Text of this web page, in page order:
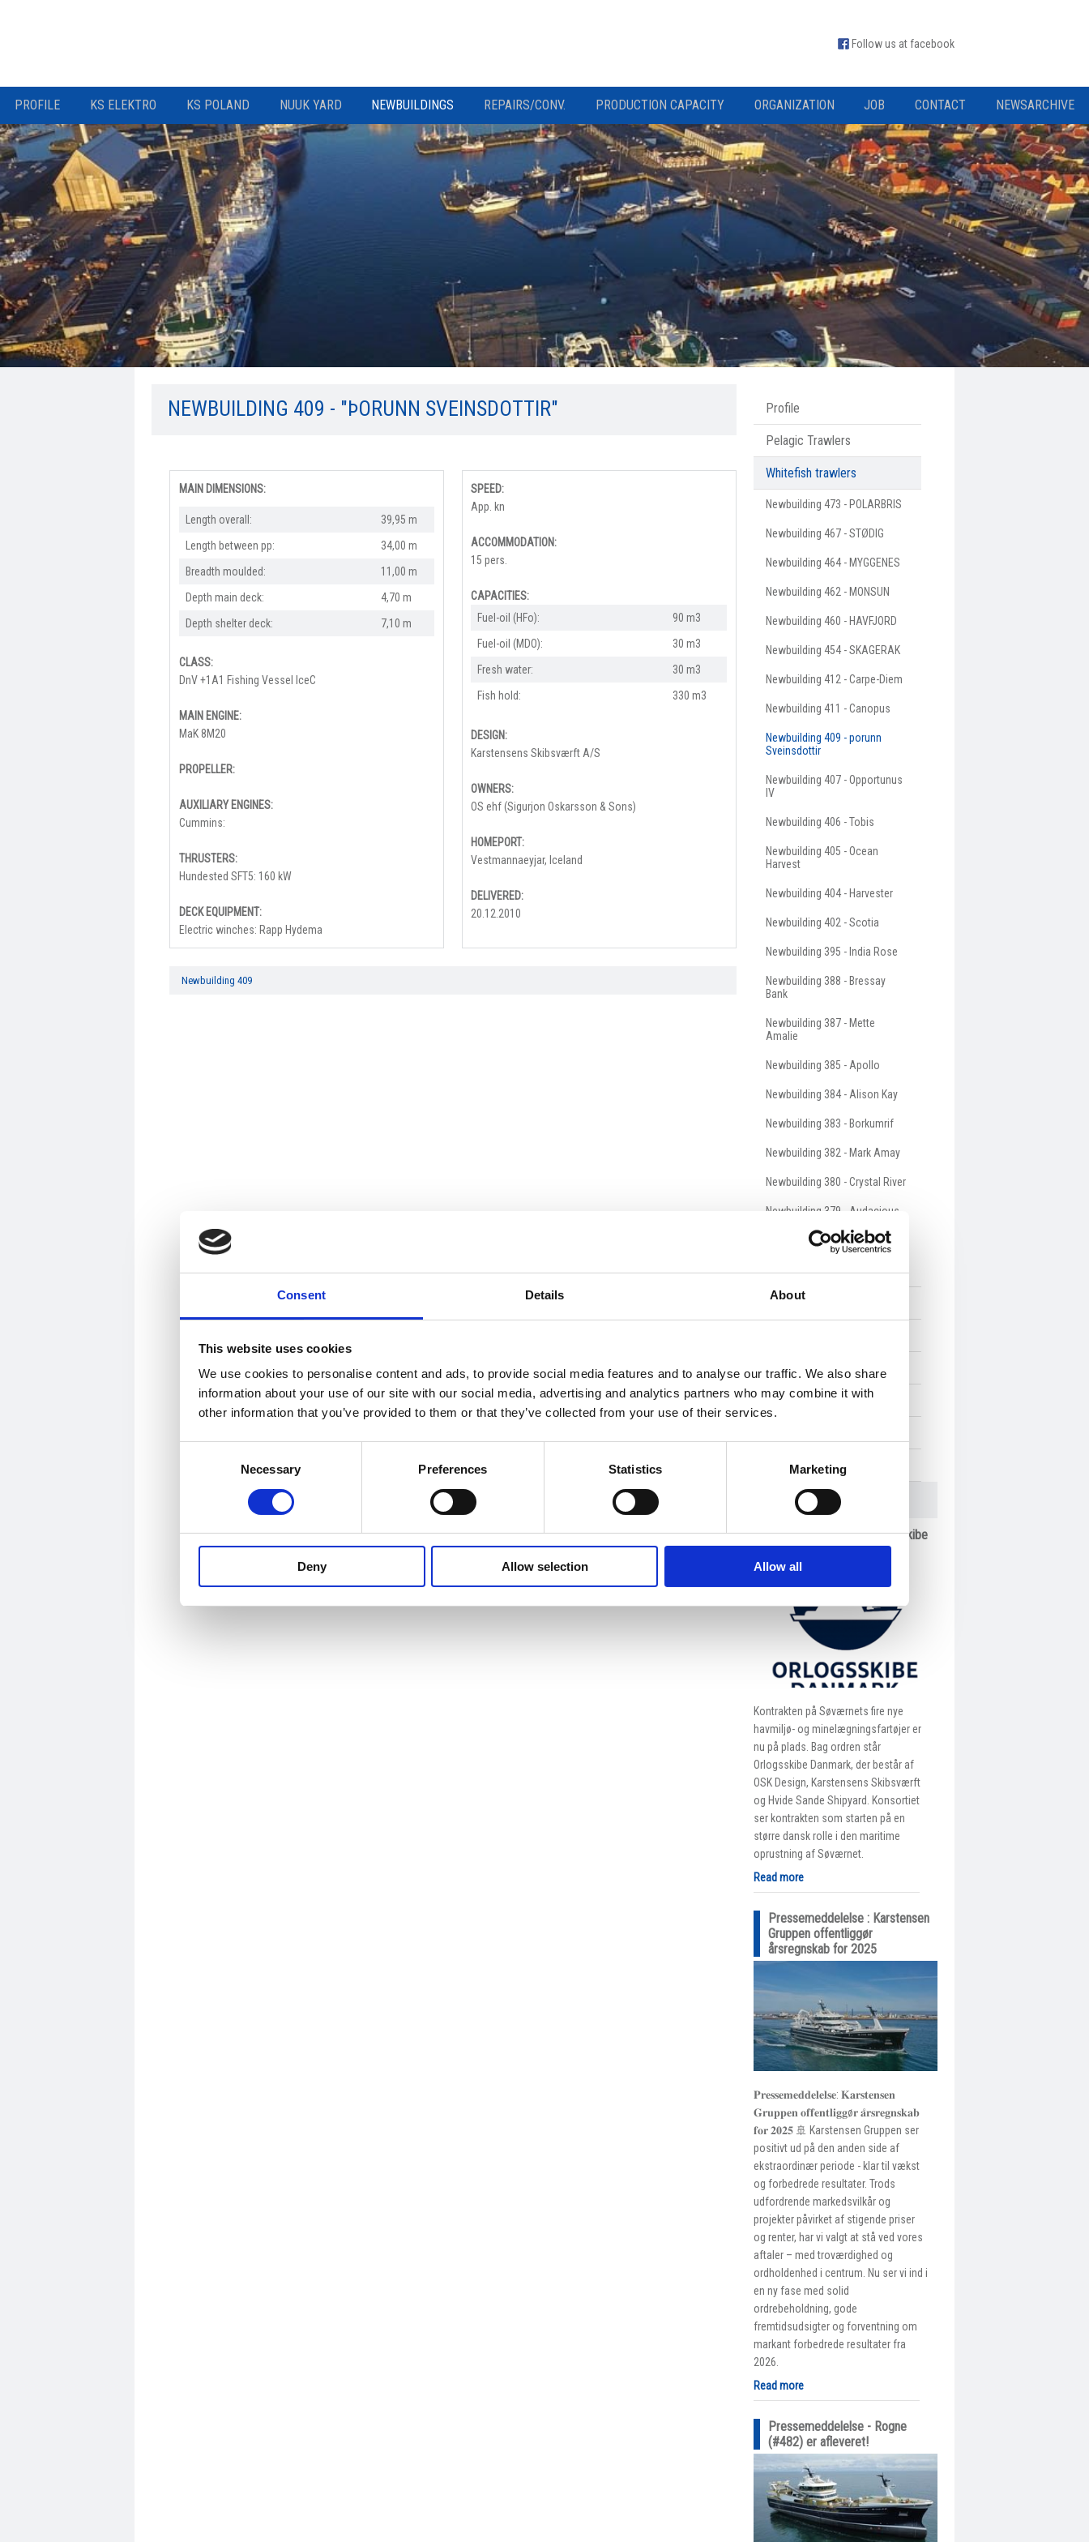
Consent Details About
This website uses cookies
We use cookies to personalise content and ads, to provide social media features and to analyse our traffic. We also share
information about your use of our site with our social media, advertising and analytics partners who may combine it with
other information that you’ve provided to them or that they’ve collected from your use of their services.
Necessary Preferences Statistics Marketing
Deny Allow selection Allow all
Follow us at facebook
PROFILE KS ELEKTRO KS POLAND NUUK YARD NEWBUILDINGS REPAIRS/CONV. PRODUCTION CAPACITY ORGANIZATION JOB CONTACT NEWSARCHIVE
NEWBUILDING 409 - "ÞORUNN SVEINSDOTTIR"
MAIN DIMENSIONS:
Length overall:​
39,95 m
Length between pp:
34,00 m
Breadth moulded:
11,00 m
Depth main deck:
4,70 m
Depth shelter deck:
7,10 m
CLASS:
DnV +1A1 Fishing Vessel IceC
MAIN ENGINE:
MaK 8M20
PROPELLER:
AUXILIARY ENGINES:
Cummins:
THRUSTERS:
Hundested SFT5: 160 kW
DECK EQUIPMENT:
Electric winches: Rapp Hydema
SPEED:
App. kn
ACCOMMODATION:
15 pers.
CAPACITIES:
Fuel-oil (HFo):
90 m3
Fuel-oil (MDO):
30 m3
Fresh water:
30 m3
Fish hold:
330 m3
DESIGN:
Karstensens Skibsværft A/S
OWNERS:
OS ehf (Sigurjon Oskarsson & Sons)
HOMEPORT:
Vestmannaeyjar, Iceland
DELIVERED:
20.12.2010
Newbuilding 409
Profile
Pelagic Trawlers
Whitefish trawlers
Newbuilding 473 - POLARBRIS
Newbuilding 467 - STØDIG
Newbuilding 464 - MYGGENES
Newbuilding 462 - MONSUN
Newbuilding 460 - HAVFJORD
Newbuilding 454 - SKAGERAK
Newbuilding 412 - Carpe-Diem
Newbuilding 411 - Canopus
Newbuilding 409 - porunn
Sveinsdottir
Newbuilding 407 - Opportunus
IV
Newbuilding 406 - Tobis
Newbuilding 405 - Ocean
Harvest
Newbuilding 404 - Harvester
Newbuilding 402 - Scotia
Newbuilding 395 - India Rose
Newbuilding 388 - Bressay
Bank
Newbuilding 387 - Mette
Amalie
Newbuilding 385 - Apollo
Newbuilding 384 - Alison Kay
Newbuilding 383 - Borkumrif
Newbuilding 382 - Mark Amay
Newbuilding 380 - Crystal River
Newbuilding 379 - Audacious
Newbuilding 376 - Westro
Miscellaneous Trawlers
Ferries
Yachts
Vessels on order
Historic Photo Archive
NEWS​
Pressemeddelelse - Orlogskibe
Danmark - Kontrakt med
Søværnet
Kontrakten på Søværnets fire nye
havmiljø- og minelægningsfartøjer er
nu på plads. Bag ordren står
Orlogsskibe Danmark, der består af
OSK Design, Karstensens Skibsværft
og Hvide Sande Shipyard. Konsortiet
ser kontrakten som starten på en
større dansk rolle i den maritime
oprustning af Søværnet.
Read more
Pressemeddelelse : Karstensen
Gruppen offentliggør
årsregnskab for 2025
𝐏𝐫𝐞𝐬𝐬𝐞𝐦𝐞𝐝𝐝𝐞𝐥𝐞𝐥𝐬𝐞: 𝐊𝐚𝐫𝐬𝐭𝐞𝐧𝐬𝐞𝐧
𝐆𝐫𝐮𝐩𝐩𝐞𝐧 𝐨𝐟𝐟𝐞𝐧𝐭𝐥𝐢𝐠𝐠ø𝐫 𝐚̊𝐫𝐬𝐫𝐞𝐠𝐧𝐬𝐤𝐚𝐛
𝐟𝐨𝐫 𝟐𝟎𝟐𝟓 🚢 Karstensen Gruppen ser
positivt ud på den anden side af
ekstraordinær periode - klar til vækst
og forbedrede resultater. Trods
udfordrende markedsvilkår og
projekter påvirket af stigende priser
og renter, har vi valgt at stå ved vores
aftaler – med troværdighed og
ordholdenhed i centrum. Nu ser vi ind i
en ny fase med solid
ordrebeholdning, gode
fremtidsudsigter og forventning om
markant forbedrede resultater fra
2026.
Read more
Pressemeddelelse - Rogne
(#482) er afleveret!